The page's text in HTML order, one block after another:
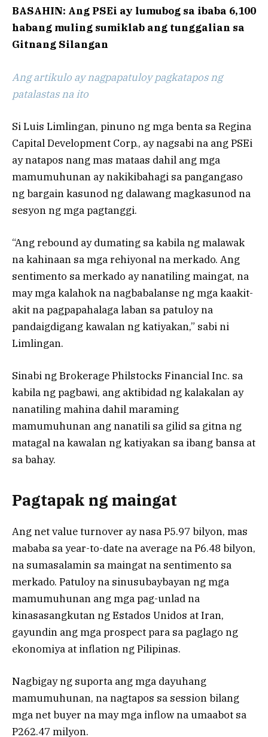
BASAHIN: Ang PSEi ay lumubog sa ibaba 6,100
habang muling sumiklab ang tunggalian sa
Gitnang Silangan
Ang artikulo ay nagpapatuloy pagkatapos ng
patalastas na ito
Si Luis Limlingan, pinuno ng mga benta sa Regina
Capital Development Corp., ay nagsabi na ang PSEi
ay natapos nang mas mataas dahil ang mga
mamumuhunan ay nakikibahagi sa pangangaso
ng bargain kasunod ng dalawang magkasunod na
sesyon ng mga pagtanggi.
“Ang rebound ay dumating sa kabila ng malawak
na kahinaan sa mga rehiyonal na merkado. Ang
sentimento sa merkado ay nanatiling maingat, na
may mga kalahok na nagbabalanse ng mga kaakit-
akit na pagpapahalaga laban sa patuloy na
pandaigdigang kawalan ng katiyakan,” sabi ni
Limlingan.
Sinabi ng Brokerage Philstocks Financial Inc. sa
kabila ng pagbawi, ang aktibidad ng kalakalan ay
nanatiling mahina dahil maraming
mamumuhunan ang nanatili sa gilid sa gitna ng
matagal na kawalan ng katiyakan sa ibang bansa at
sa bahay.
Pagtapak ng maingat
Ang net value turnover ay nasa P5.97 bilyon, mas
mababa sa year-to-date na average na P6.48 bilyon,
na sumasalamin sa maingat na sentimento sa
merkado. Patuloy na sinusubaybayan ng mga
mamumuhunan ang mga pag-unlad na
kinasasangkutan ng Estados Unidos at Iran,
gayundin ang mga prospect para sa paglago ng
ekonomiya at inflation ng Pilipinas.
Nagbigay ng suporta ang mga dayuhang
mamumuhunan, na nagtapos sa session bilang
mga net buyer na may mga inflow na umaabot sa
P262.47 milyon.